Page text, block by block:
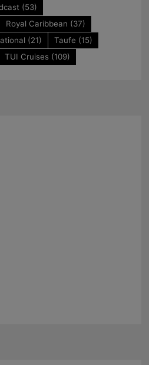
(53)
Royal Caribbean (37)
(21) Taufe (15)
TUI Cruises (109)